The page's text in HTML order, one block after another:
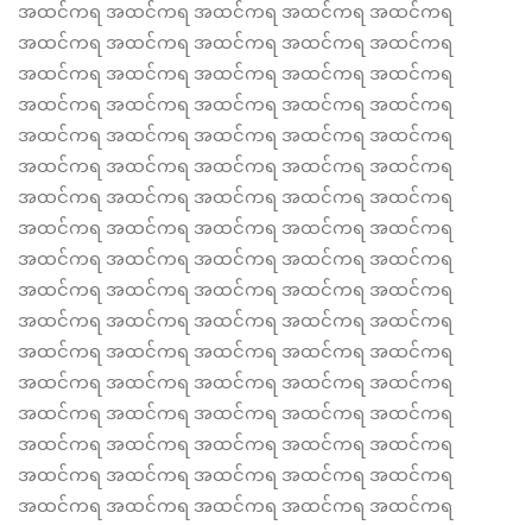
အထင်ကရ အထင်ကရ အထင်ကရ အထင်ကရ အထင်ကရ
အထင်ကရ အထင်ကရ အထင်ကရ အထင်ကရ အထင်ကရ
အထင်ကရ အထင်ကရ အထင်ကရ အထင်ကရ အထင်ကရ
အထင်ကရ အထင်ကရ အထင်ကရ အထင်ကရ အထင်ကရ
အထင်ကရ အထင်ကရ အထင်ကရ အထင်ကရ အထင်ကရ
အထင်ကရ အထင်ကရ အထင်ကရ အထင်ကရ အထင်ကရ
အထင်ကရ အထင်ကရ အထင်ကရ အထင်ကရ အထင်ကရ
အထင်ကရ အထင်ကရ အထင်ကရ အထင်ကရ အထင်ကရ
အထင်ကရ အထင်ကရ အထင်ကရ အထင်ကရ အထင်ကရ
အထင်ကရ အထင်ကရ အထင်ကရ အထင်ကရ အထင်ကရ
အထင်ကရ အထင်ကရ အထင်ကရ အထင်ကရ အထင်ကရ
အထင်ကရ အထင်ကရ အထင်ကရ အထင်ကရ အထင်ကရ
အထင်ကရ အထင်ကရ အထင်ကရ အထင်ကရ အထင်ကရ
အထင်ကရ အထင်ကရ အထင်ကရ အထင်ကရ အထင်ကရ
အထင်ကရ အထင်ကရ အထင်ကရ အထင်ကရ အထင်ကရ
အထင်ကရ အထင်ကရ အထင်ကရ အထင်ကရ အထင်ကရ
အထင်ကရ အထင်ကရ အထင်ကရ အထင်ကရ အထင်ကရ